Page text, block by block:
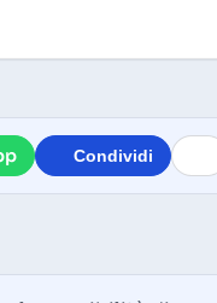
Condividi